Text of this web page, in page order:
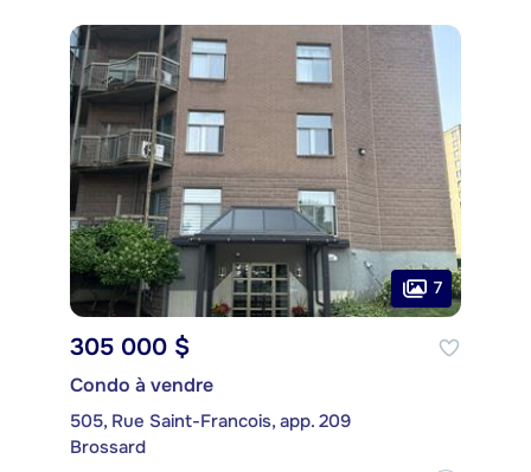
7
305 000 $
Condo à vendre
505, Rue Saint-Francois, app. 209
Brossard